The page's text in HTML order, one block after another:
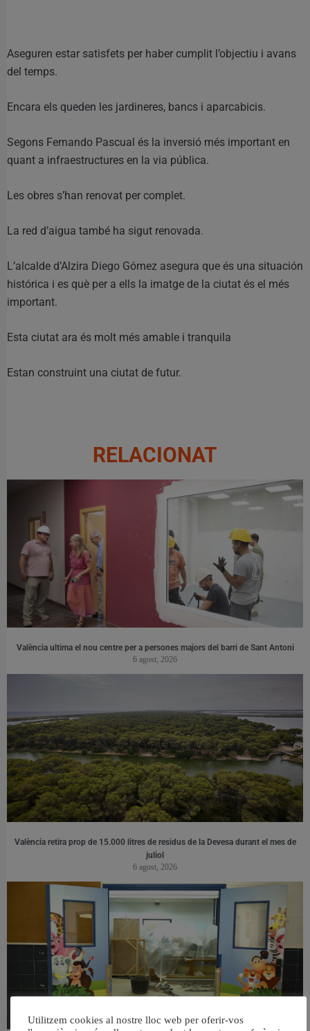
Aseguren estar satisfets per haber cumplit l’objectiu i avans
del temps.
Encara els queden les jardineres, bancs i aparcabicis.
Segons Fernando Pascual és la inversió més important en
quant a infraestructures en la via pública.
Les obres s’han renovat per complet.
La red d’aigua també ha sigut renovada.
L’alcalde d’Alzira Diego Gómez asegura que és una situación
histórica i es què per a ells la imatge de la ciutat és el més
important.
Esta ciutat ara és molt més amable i tranquila
Estan construint una ciutat de futur.
RELACIONAT
València ultima el nou centre per a persones majors del barri de Sant Antoni
6 agost, 2026
València retira prop de 15.000 litres de residus de la Devesa durant el mes de
juliol
6 agost, 2026
Utilitzem cookies al nostre lloc web per oferir-vos